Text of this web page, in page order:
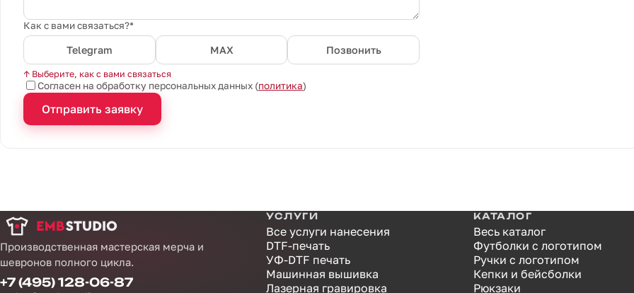
Как с вами связаться?*
Telegram MAX Позвонить
↑ Выберите, как с вами связаться
Согласен на обработку персональных данных (политика)
Отправить заявку
Производственная мастерская мерча и
шевронов полного цикла.
+7 (495) 128-06-87
УСЛУГИ
Все услуги нанесения
DTF-печать
УФ-DTF печать
Машинная вышивка
Лазерная гравировка
КАТАЛОГ
Весь каталог
Футболки с логотипом
Ручки с логотипом
Кепки и бейсболки
Рюкзаки